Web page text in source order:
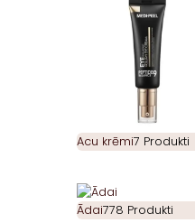
Acu krēmi7 Produkti
Ādai778 Produkti